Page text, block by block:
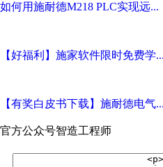
如何用施耐德M218 PLC实现远...
【好福利】施家软件限时免费学...
【有奖白皮书下载】施耐德电气...
官方公众号智造工程师